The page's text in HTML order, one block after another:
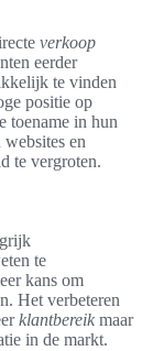
verkoop
eerder
te vinden
positie op
toename in hun
en
te vergroten.
te
kans om
Het verbeteren
klantbereik maar
in de markt.